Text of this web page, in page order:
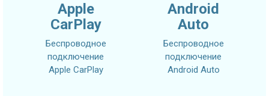
Apple
CarPlay
Беспроводное
подключение
Apple CarPlay
Android
Auto
Беспроводное
подключение
Android Auto